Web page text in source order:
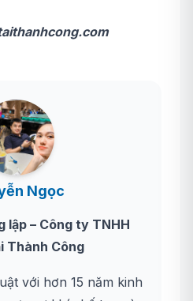
Ngọc
lập – Công ty TNHH
Thành Công
với hơn 15 năm kinh